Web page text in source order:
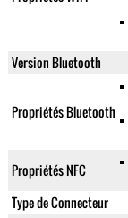
Version Bluetooth
Propriétés Bluetooth
Propriétés NFC
Type de Connecteur